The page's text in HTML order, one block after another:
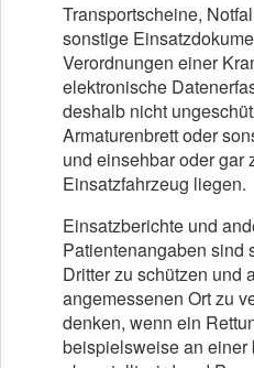
Transportscheine,
sonstige
Verordnungen einer
elektronische
deshalb nicht
Armaturenbrett oder
und einsehbar oder gar
Einsatzfahrzeug liegen.
Einsatzberichte und
Patientenangaben sind
Dritter zu schützen und
angemessenen Ort zu
denken, wenn ein
beispielsweise an einer